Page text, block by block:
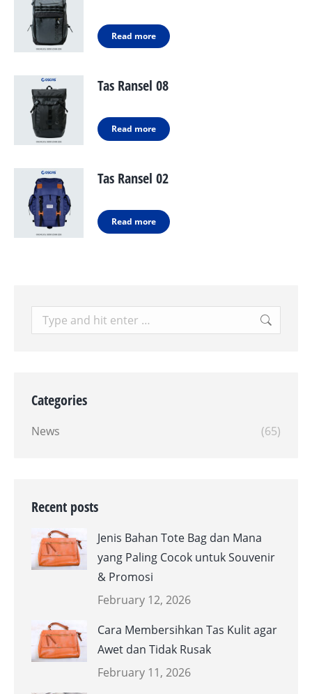
Read more
Tas Ransel 08
Read more
Tas Ransel 02
Read more
Search:
Categories
News (65)
Recent posts
Jenis Bahan Tote Bag dan Mana
yang Paling Cocok untuk Souvenir
& Promosi
February 12, 2026
Cara Membersihkan Tas Kulit agar
Awet dan Tidak Rusak
February 11, 2026